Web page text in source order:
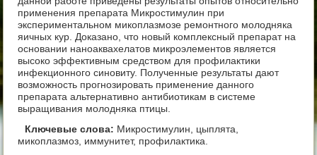
применения препарата Микростимулин при
экспериментальном микоплазмозе ремонтного молодняка
яичных кур. Доказано, что новый комплексный препарат на
основании наноаквахелатов микроэлементов является
высоко эффективным средством для профилактики
инфекционного синовиту. Полученные результаты дают
возможность прогнозировать применение данного
препарата альтернативно антибиотикам в системе
выращивания молодняка птицы.
Ключевые слова: Микростимулин, цыплята,
микоплазмоз, иммунитет, профилактика.